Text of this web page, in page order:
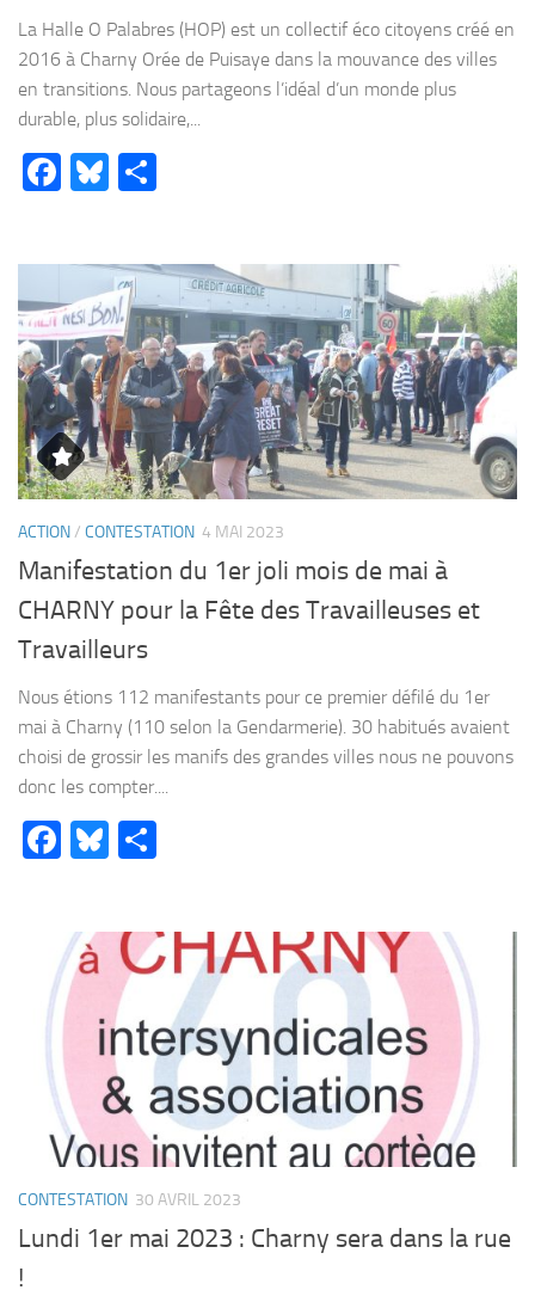
La Halle O Palabres (HOP) est un collectif éco citoyens créé en
2016 à Charny Orée de Puisaye dans la mouvance des villes
en transitions. Nous partageons l’idéal d’un monde plus
durable, plus solidaire,...
Facebook
Bluesky
ACTION/ CONTESTATION 4 MAI 2023
Manifestation du 1er joli mois de mai à
CHARNY pour la Fête des Travailleuses et
Travailleurs
Nous étions 112 manifestants pour ce premier défilé du 1er
mai à Charny (110 selon la Gendarmerie). 30 habitués avaient
choisi de grossir les manifs des grandes villes nous ne pouvons
donc les compter....
Facebook
Bluesky
CONTESTATION 30 AVRIL 2023
Lundi 1er mai 2023 : Charny sera dans la rue
!